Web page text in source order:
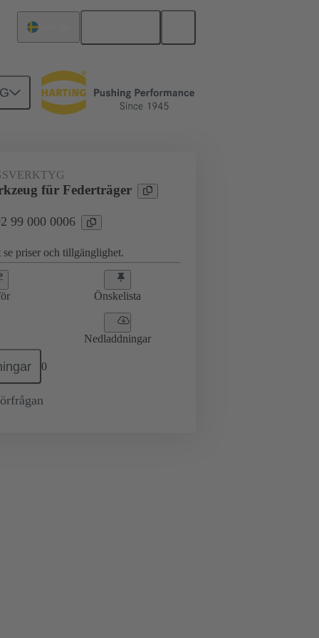
für Federträger
99 000 0006
priser och tillgänglighet.
Önskelista
Nedladdningar
0